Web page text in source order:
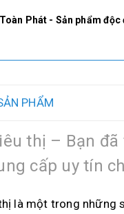
Toàn Phát - Sản phẩm
PHẨM
thị – Bạn
cấp uy tín
là một trong những